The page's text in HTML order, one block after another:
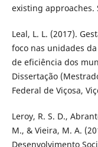
existing approaches.
Leal, L. L. (2017).
foco nas unidades
de eficiência dos
Dissertação
Federal de Viçosa,
Leroy, R. S. D.,
M., & Vieira, M. A.
Desenvolvimento